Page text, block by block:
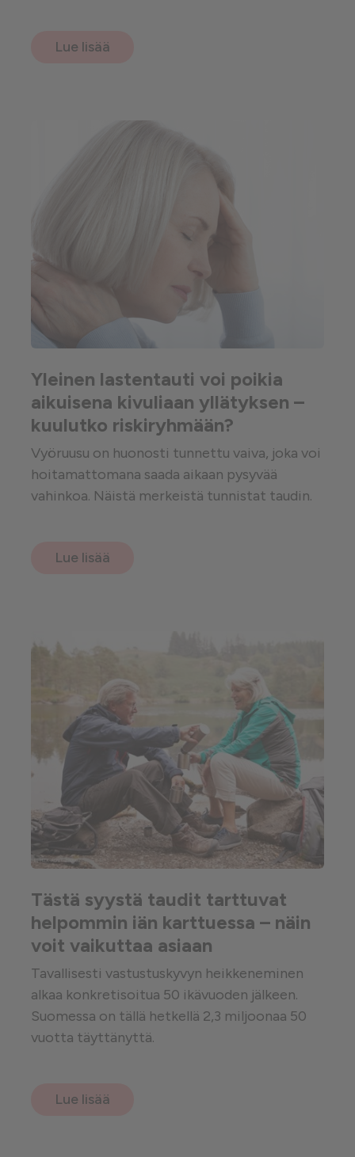
Lue lisää
Yleinen lastentauti voi poikia
aikuisena kivuliaan yllätyksen –
kuulutko riskiryhmään?
Vyöruusu on huonosti tunnettu vaiva, joka voi
hoitamattomana saada aikaan pysyvää
vahinkoa. Näistä merkeistä tunnistat taudin.
Lue lisää
Tästä syystä taudit tarttuvat
helpommin iän karttuessa – näin
voit vaikuttaa asiaan
Tavallisesti vastustuskyvyn heikkeneminen
alkaa konkretisoitua 50 ikävuoden jälkeen.
Suomessa on tällä hetkellä 2,3 miljoonaa 50
vuotta täyttänyttä.
Lue lisää